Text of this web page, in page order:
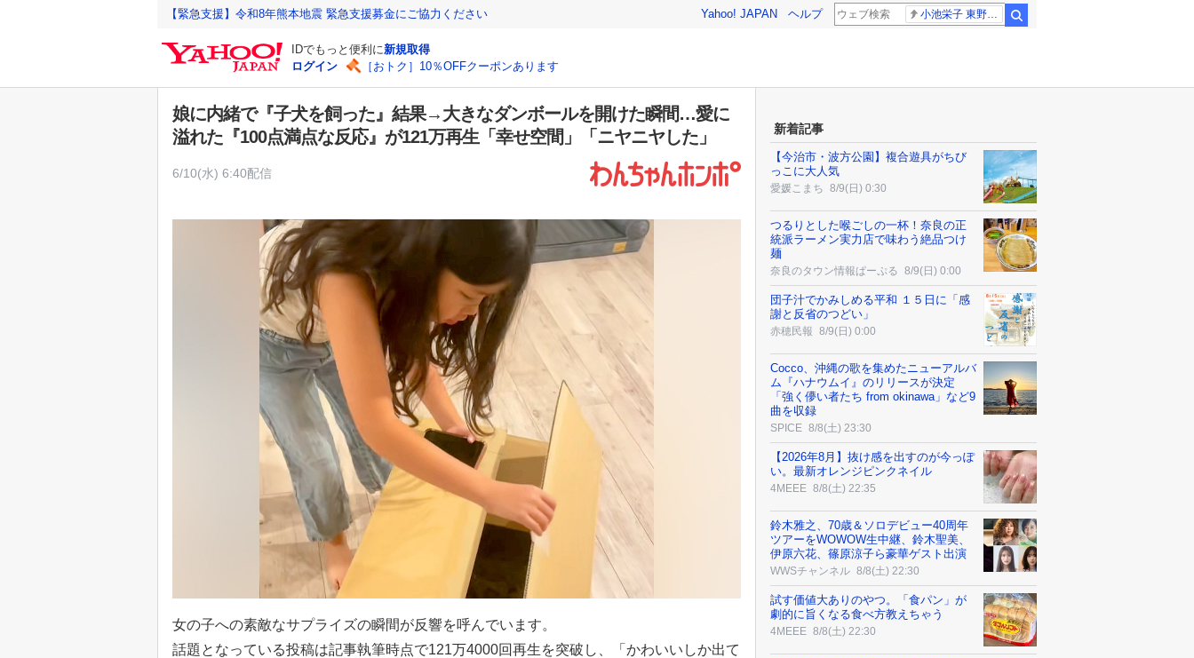
【緊急支援】令和8年熊本地震 緊急支援募金にご協力ください Yahoo! JAPAN ヘルプ 小池栄子 東野幸治
IDでもっと便利に新規取得
ログイン
［おトク］10％OFFクーポンあります
娘に内緒で『子犬を飼った』結果→大きなダンボールを開けた瞬間…愛に
溢れた『100点満点な反応』が121万再生「幸せ空間」「ニヤニヤした」
6/10(水) 6:40配信
女の子への素敵なサプライズの瞬間が反響を呼んでいます。
話題となっている投稿は記事執筆時点で121万4000回再生を突破し、「かわいいしか出て
新着記事
【今治市・波方公園】複合遊具がちび
っこに大人気
愛媛こまち 8/9(日) 0:30
つるりとした喉ごしの一杯！奈良の正
統派ラーメン実力店で味わう絶品つけ
麺
奈良のタウン情報ぱーぷる 8/9(日) 0:00
団子汁でかみしめる平和 １５日に「感
謝と反省のつどい」
赤穂民報 8/9(日) 0:00
Cocco、沖縄の歌を集めたニューアルバ
ム『ハナウムイ』のリリースが決定
「強く儚い者たち from okinawa」など9
曲を収録
SPICE 8/8(土) 23:30
【2026年8月】抜け感を出すのが今っぽ
い。最新オレンジピンクネイル
4MEEE 8/8(土) 22:35
鈴木雅之、70歳＆ソロデビュー40周年
ツアーをWOWOW生中継、鈴木聖美、
伊原六花、篠原涼子ら豪華ゲスト出演
WWSチャンネル 8/8(土) 22:30
試す価値大ありのやつ。「食パン」が
劇的に旨くなる食べ方教えちゃう
4MEEE 8/8(土) 22:30